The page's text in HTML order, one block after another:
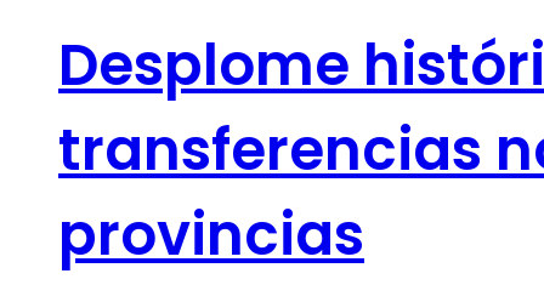
Desplome
transferencias
provincias